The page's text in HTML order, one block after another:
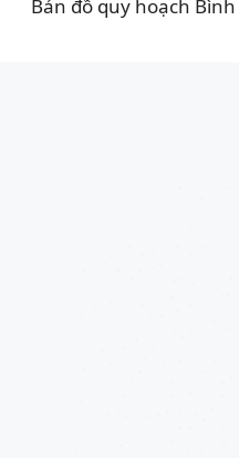
Bản đồ quy hoạch